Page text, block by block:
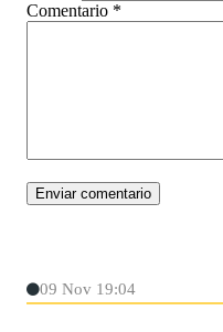
Comentario *
09 Nov 19:04